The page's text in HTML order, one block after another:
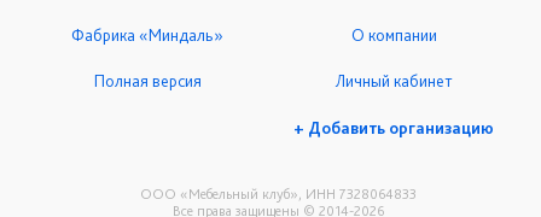
ООО «Мебельный клуб», ИНН 7328064833
Все права защищены © 2014-2026
Фабрика «Миндаль» О компании
Полная версия Личный кабинет
+ Добавить организацию